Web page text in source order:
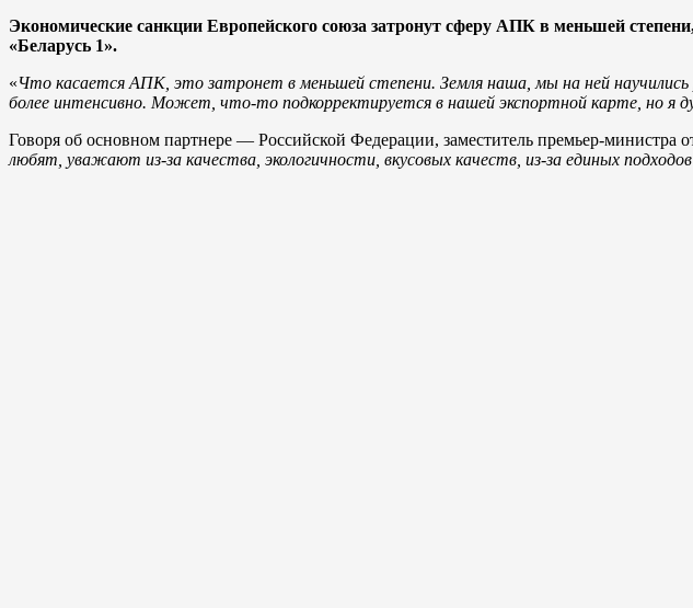
Экономические санкции Европейского союза затронут сферу АПК в меньшей
«Беларусь 1».
«Что касается АПК, это затронет в меньшей степени. Земля наша, мы на ней
более интенсивно. Может, что-то подкорректируется в нашей экспортной карте, но я
Говоря об основном партнере — Российской Федерации, заместитель премьер-министра
любят, уважают из-за качества, экологичности, вкусовых качеств, из-за единых